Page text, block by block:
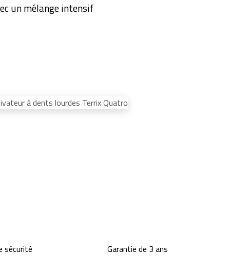
un mélange intensif
sécurité Garantie de 3 ans